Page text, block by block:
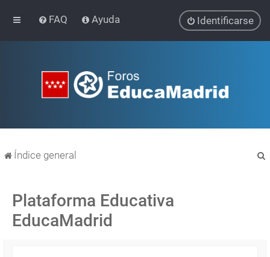
FAQ Ayuda Identificarse
Índice general
Plataforma Educativa
EducaMadrid